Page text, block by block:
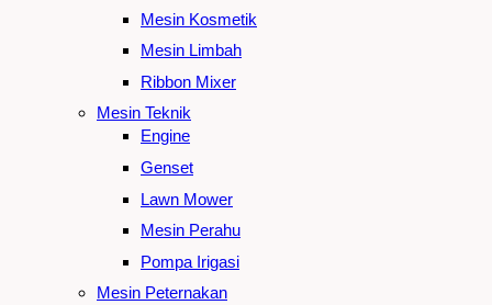
Mesin Kosmetik
Mesin Limbah
Ribbon Mixer
Mesin Teknik
Engine
Genset
Lawn Mower
Mesin Perahu
Pompa Irigasi
Mesin Peternakan